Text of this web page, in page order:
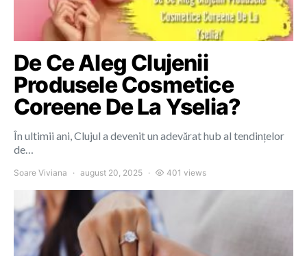
De Ce Aleg Clujenii
Produsele Cosmetice
Coreene De La Yselia?
În ultimii ani, Clujul a devenit un adevărat hub al tendințelor
de…
Soare Viviana august 20, 2025 401 views